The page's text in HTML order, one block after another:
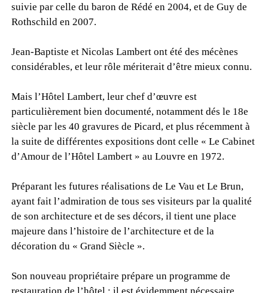
suivie par celle du baron de Rédé en 2004, et de Guy de
Rothschild en 2007.
Jean-Baptiste et Nicolas Lambert ont été des mécènes
considérables, et leur rôle mériterait d’être mieux connu.
Mais l’Hôtel Lambert, leur chef d’œuvre est
particulièrement bien documenté, notamment dés le 18e
siècle par les 40 gravures de Picard, et plus récemment à
la suite de différentes expositions dont celle « Le Cabinet
d’Amour de l’Hôtel Lambert » au Louvre en 1972.
Préparant les futures réalisations de Le Vau et Le Brun,
ayant fait l’admiration de tous ses visiteurs par la qualité
de son architecture et de ses décors, il tient une place
majeure dans l’histoire de l’architecture et de la
décoration du « Grand Siècle ».
Son nouveau propriétaire prépare un programme de